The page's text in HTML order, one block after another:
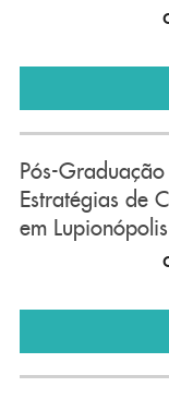
Pós-
Estratégias de
em Lupionópolis